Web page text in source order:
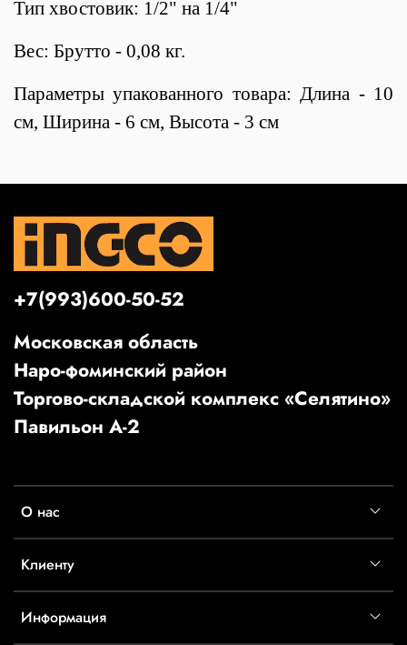
Тип хвостовик: 1/2" на 1/4"
Вес: Брутто - 0,08 кг.
Параметры упакованного товара: Длина - 10
см, Ширина - 6 см, Высота - 3 см
О нас
Клиенту
Информация
+7(993)600-50-52
Московская область
Наро-фоминский район
Торгово-складской комплекс «Селятино»
Павильон А-2